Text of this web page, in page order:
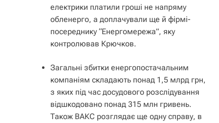
електрики платили гроші не напряму
обленерго, а доплачували ще й фірмі-
посереднику “Енергомережа”, яку
контролював Крючков.
Загальні збитки енергопостачальним
компаніям складають понад 1,5 млрд грн,
з яких під час досудового розслідування
відшкодовано понад 315 млн гривень.
Також ВАКС розглядає ще одну справу, в